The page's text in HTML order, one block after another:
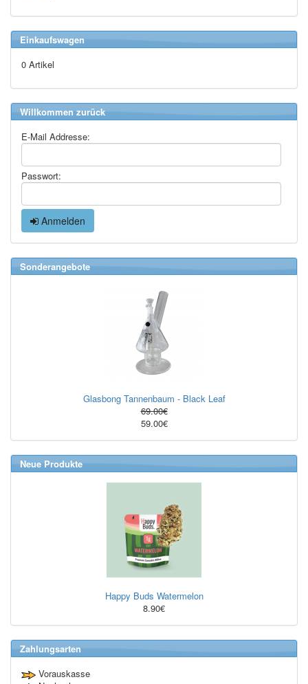
Einkaufswagen
0 Artikel
Willkommen zurück
E-Mail Addresse:
Passwort:
Anmelden
Sonderangebote
Glasbong Tannenbaum - Black Leaf
69.00€
59.00€
Neue Produkte
Happy Buds Watermelon
8.90€
Zahlungsarten
Vorauskasse